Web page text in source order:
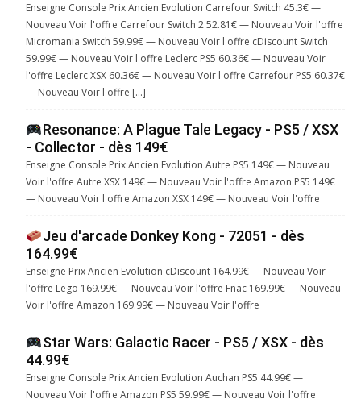
Enseigne Console Prix Ancien Evolution Carrefour Switch 45.3€ —
Nouveau Voir l'offre Carrefour Switch 2 52.81€ — Nouveau Voir l'offre
Micromania Switch 59.99€ — Nouveau Voir l'offre cDiscount Switch
59.99€ — Nouveau Voir l'offre Leclerc PS5 60.36€ — Nouveau Voir
l'offre Leclerc XSX 60.36€ — Nouveau Voir l'offre Carrefour PS5 60.37€
— Nouveau Voir l'offre […]
Resonance: A Plague Tale Legacy - PS5 / XSX
- Collector - dès 149€
Enseigne Console Prix Ancien Evolution Autre PS5 149€ — Nouveau
Voir l'offre Autre XSX 149€ — Nouveau Voir l'offre Amazon PS5 149€
— Nouveau Voir l'offre Amazon XSX 149€ — Nouveau Voir l'offre
Jeu d'arcade Donkey Kong - 72051 - dès
164.99€
Enseigne Prix Ancien Evolution cDiscount 164.99€ — Nouveau Voir
l'offre Lego 169.99€ — Nouveau Voir l'offre Fnac 169.99€ — Nouveau
Voir l'offre Amazon 169.99€ — Nouveau Voir l'offre
Star Wars: Galactic Racer - PS5 / XSX - dès
44.99€
Enseigne Console Prix Ancien Evolution Auchan PS5 44.99€ —
Nouveau Voir l'offre Amazon PS5 59.99€ — Nouveau Voir l'offre